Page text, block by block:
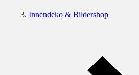
Innendeko & Bildershop